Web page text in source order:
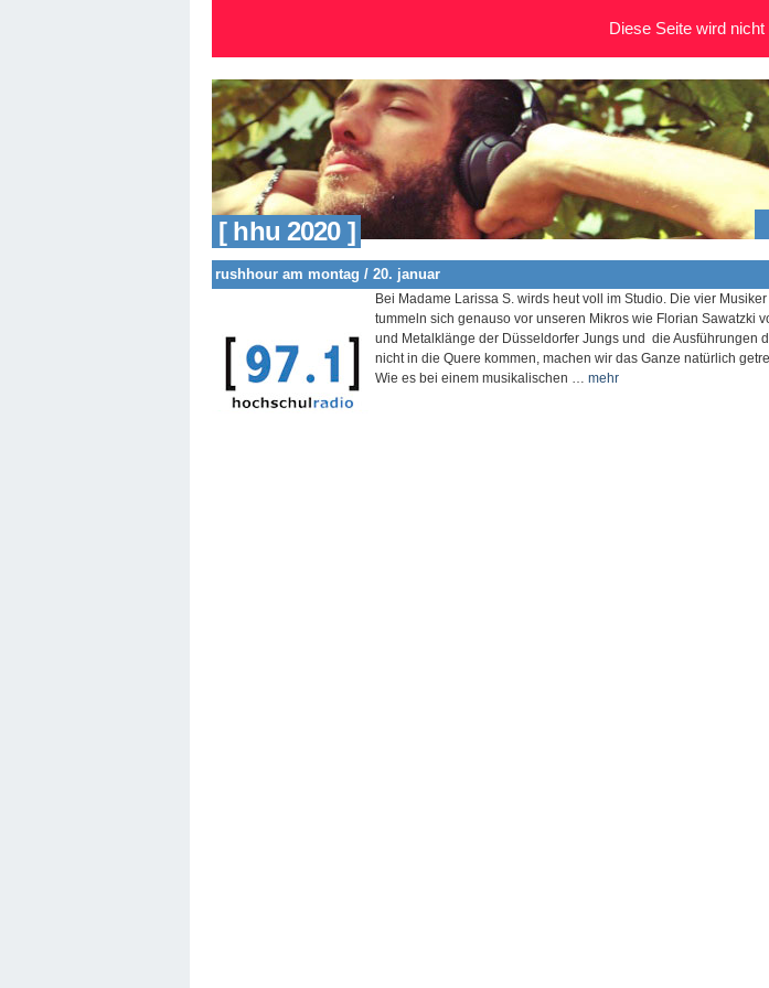
[ hhu 2020 ]
rushhour am montag / 20. januar
Bei Madame Larissa S. wirds heut voll im Studio. Die vier Musiker
tummeln sich genauso vor unseren Mikros wie Florian Sawatzki
und Metalklänge der Düsseldorfer Jungs und die Ausführungen
nicht in die Quere kommen, machen wir das Ganze natürlich
Wie es bei einem musikalischen … mehr
Diese Seite wird